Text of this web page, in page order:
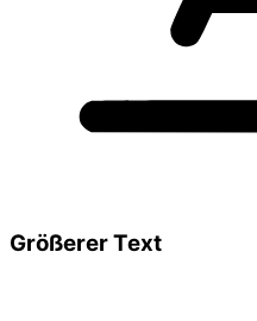
Größerer Text